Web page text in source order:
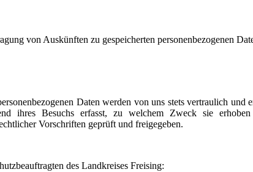
von Auskünften zu gespeicherten personenbezogenen
Daten werden von uns stets vertraulich und
ihres Besuchs erfasst, zu welchem Zweck sie
Vorschriften geprüft und freigegeben.
des Landkreises Freising: